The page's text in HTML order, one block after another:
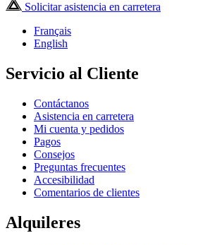
Solicitar asistencia en carretera
Français
English
Servicio al Cliente
Contáctanos
Asistencia en carretera
Mi cuenta y pedidos
Pagos
Consejos
Preguntas frecuentes
Accesibilidad
Comentarios de clientes
Alquileres